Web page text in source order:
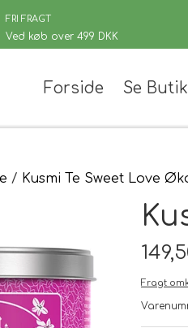
FRI FRAGT
Ved køb over 499 DKK
Forside Se
Sort Te
Hvid Te
Urte & Frugt teer
Husets Teblandinger
Kusmi Te Sweet Love
Fragt